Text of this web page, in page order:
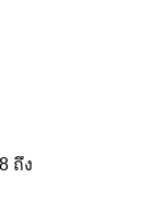
ถึง